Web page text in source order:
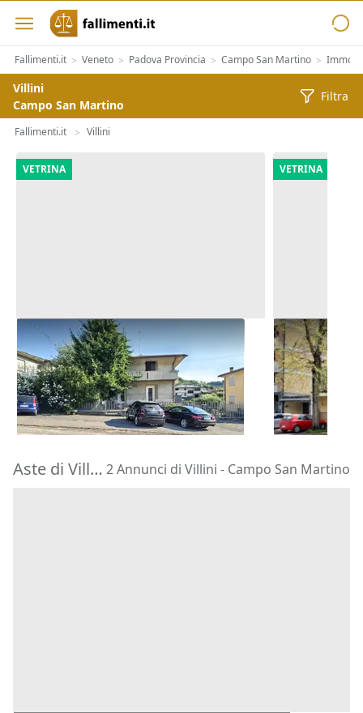
Fallimenti.it > Veneto > Padova Provincia > Campo San Martino >
Villini
Campo San Martino
Filtra
Fallimenti.it > Villini
VETRINA
Asta Casa indipendente con corte
pertinenziale
Barbarano Mossano (Vicenza)
180.000 €
22/10/2026
VETRINA
Asta
Faenza
322.500 €
11/09/2026
Aste di Villini Campo San Martino 2 Annunci di Villini - Campo San Martino